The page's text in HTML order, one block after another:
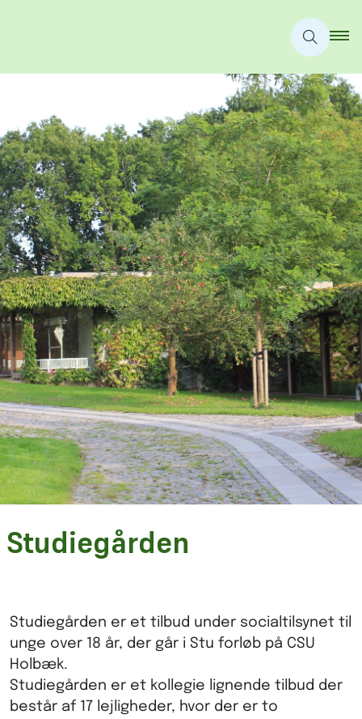
Studiegården
Studiegården er et tilbud under socialtilsynet til
unge over 18 år, der går i Stu forløb på CSU
Holbæk.
Studiegården er et kollegie lignende tilbud der
består af 17 lejligheder, hvor der er to